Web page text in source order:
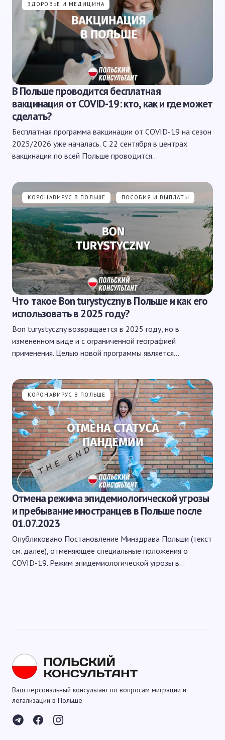
ЗДОРОВЬЕ И МЕДИЦИНА
В Польше проводится бесплатная
вакцинация от COVID-19: кто, как и где может
сделать?
Бесплатная программа вакцинации от COVID-19 на сезон
2025/2026 уже началась. С 22 сентября в центрах
вакцинации по всей Польше проводится…
КОРОНАВИРУС В ПОЛЬШЕ ПОСОБИЯ И ВЫПЛАТЫ
Что такое Bon turystyczny в Польше и как его
использовать в 2025 году?
Bon turystyczny возвращается в 2025 году, но в
измененном виде и с ограниченной географией
применения. Целью новой программы является…
КОРОНАВИРУС В ПОЛЬШЕ
Отмена режима эпидемиологической угрозы
и пребывание иностранцев в Польше после
01.07.2023
Опубликовано Постановление Минздрава Польши (текст
см. далее), отменяющее специальные положения о
COVID-19. Режим эпидемиологической угрозы в…
Ваш персональный консультант по вопросам миграции и
легализации в Польше